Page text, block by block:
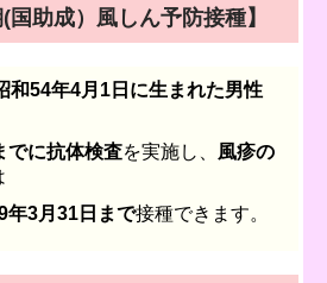
国助成）風しん予防接種】
和54年4月1日に生まれた男性
でに抗体検査を実施し、 風疹の
年3月31日まで接種できます。